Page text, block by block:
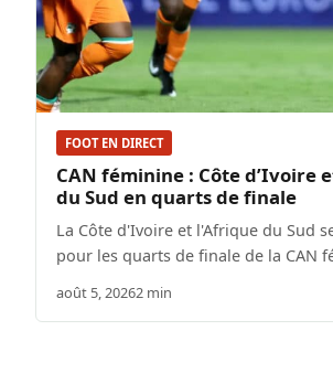
FOOT EN DIRECT
CAN féminine : Côte d’Ivoire
du Sud en quarts de finale
La Côte d'Ivoire et l'Afrique du Sud
pour les quarts de finale de la CAN
août 5, 20262 min